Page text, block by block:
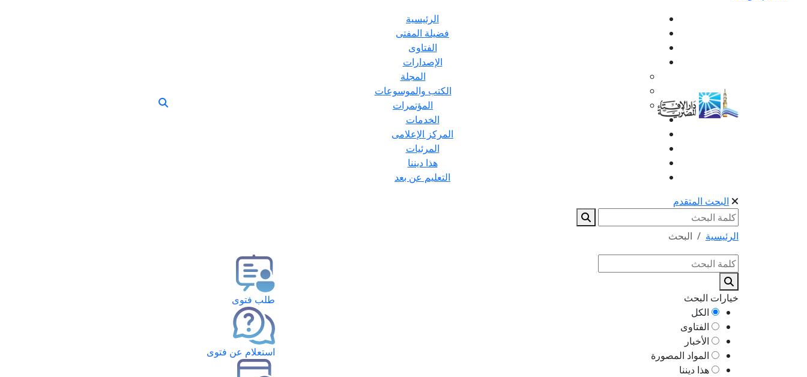
الرئيسية
فضيلة المفتى
الفتاوى
الإصدارات
المجلة
الكتب والموسوعات
المؤتمرات
الخدمات
المركز الإعلامى
المرئيات
هذا ديننا
التعليم عن بعد
البحث المتقدم
الرئيسية البحث
خيارات البحث
الكل
الفتاوى
الأخبار
المواد المصورة
هذا ديننا
طلب فتوى
استعلام عن فتوى